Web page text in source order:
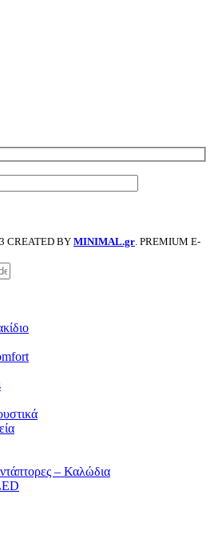
CREATED BY MINIMAL.gr. PREMIUM E-
– Καλώδια